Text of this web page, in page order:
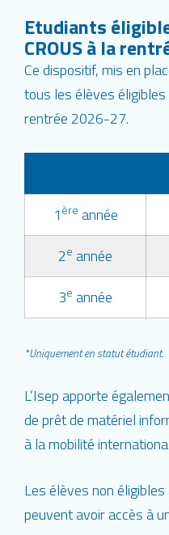
Etudiants
CROUS à la
Ce dispositif, mis en
tous les élèves éligibles
rentrée 2026-27.
1 ère année
2e année
3e année
*Uniquement en statut étudiant.
L’Isep apporte
de prêt de matériel
à la mobilité
Les élèves non éligibles
peuvent avoir accès à